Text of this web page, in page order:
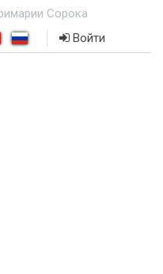
Сорока
Войти